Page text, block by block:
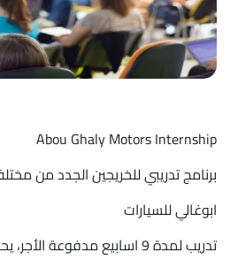
Abou Ghaly Motors Internship
برنامج تدريبي للخريجين الجدد من
ابوغالي للسيارات
تدريب لمدة 9 اسابيع مدفوعة الأجر، يحصل المتدرب على مقابل